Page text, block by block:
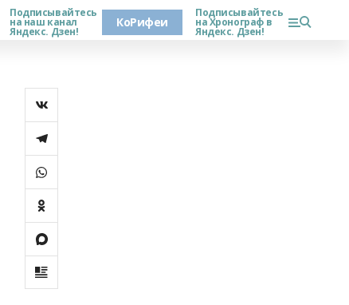
Подписывайтесь
на наш канал
Яндекс. Дзен!
КоРифеи
Подписывайтесь
на Хронограф в
Яндекс. Дзен!